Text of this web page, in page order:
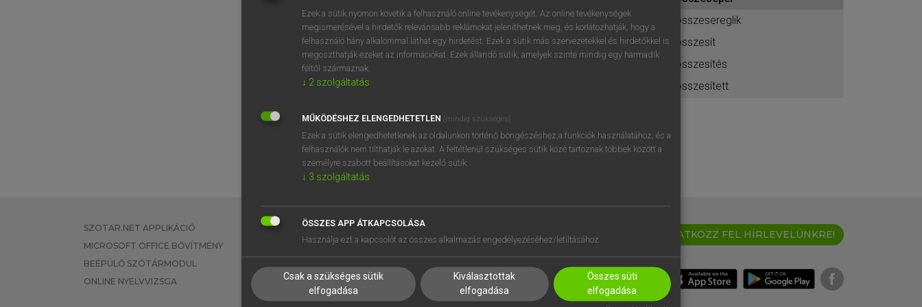
BELÉPÉS
próbaverziójának elindításához
regisztrálok ésbelépek.
REGISZTRÁCIÓ
összesereglik
összesít
összesítés
összesített
SZOTAR.NET APPLIKÁCIÓ
MICROSOFT OFFICE BŐVÍTMÉNY
BEÉPÜLŐ SZÓTÁRMODUL
ONLINE NYELVVIZSGA
EGYÉNI FELHASZNÁLÓKNAK
TANULÓKNAK
VÁLLALATI MEGOLDÁSOK
SÚGÓ
RÓLUNK
SÜTI BEÁLLÍTÁSOK
IRATKOZZ FEL HÍRLEVELÜNKRE!
Ezek a sütik nyomon követik a felhasználó online tevékenységét. Az online tevékenységek
megismerésével a hirdetők relevánsabb reklámokat jeleníthetnek meg, és korlátozhatják, hogy a
felhasználó hány alkalommal láthat egy hirdetést. Ezek a sütik más szervezetekkel és hirdetőkkel is
megoszthatják ezeket az információkat. Ezek állandó sütik, amelyek szinte mindig egy harmadik
féltől származnak.
↓ 2 szolgáltatás
MŰKÖDÉSHEZ ELENGEDHETETLEN (mindig szükséges)
Ezek a sütik elengedhetetlenek az oldalunkon történő böngészéshez,a funkciók használatához, és a
felhasználók nem tilthatják le azokat. A feltétlenül szükséges sütik közé tartoznak többek között a
személyre szabott beállításokat kezelő sütik.
↓ 3 szolgáltatás
ÖSSZES APP ÁTKAPCSOLÁSA
Használja ezt a kapcsolót az összes alkalmazás engedélyezéséhez/letiltásához.
Csak a szükséges sütik
elfogadása
Kiválasztottak
elfogadása
Összes süti
elfogadása